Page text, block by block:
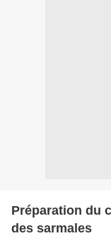
Préparation du
des sarmales